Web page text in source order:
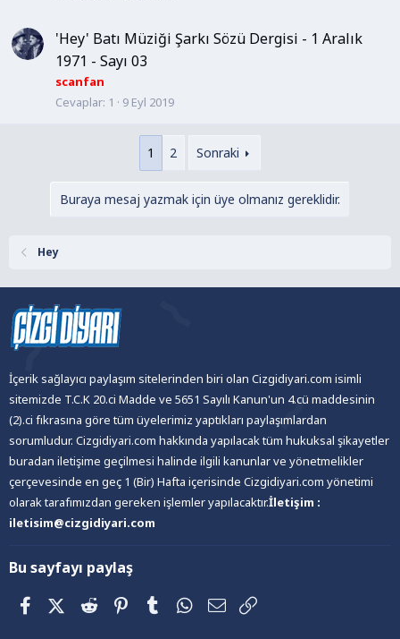
'Hey' Batı Müziği Şarkı Sözü Dergisi - 1 Aralık
1971 - Sayı 03
scanfan
Cevaplar 1 9 Eyl 2019
1 2 Sonraki
Buraya mesaj yazmak için üye olmanız gereklidir.
Hey
İçerik sağlayıcı paylaşım sitelerinden biri olan Cizgidiyari.com isimli
sitemizde T.C.K 20.ci Madde ve 5651 Sayılı Kanun'un 4.cü maddesinin
(2).ci fıkrasına göre tüm üyelerimiz yaptıkları paylaşımlardan
sorumludur. Cizgidiyari.com hakkında yapılacak tüm hukuksal şikayetler
buradan iletişime geçilmesi halinde ilgili kanunlar ve yönetmelikler
çerçevesinde en geç 1 (Bir) Hafta içerisinde Cizgidiyari.com yönetimi
olarak tarafımızdan gereken işlemler yapılacaktır.İletişim :
iletisim@cizgidiyari.com
Bu sayfayı paylaş
FacebookX (Twitter)
Reddit PinterestTumblrWhatsApp
E-posta